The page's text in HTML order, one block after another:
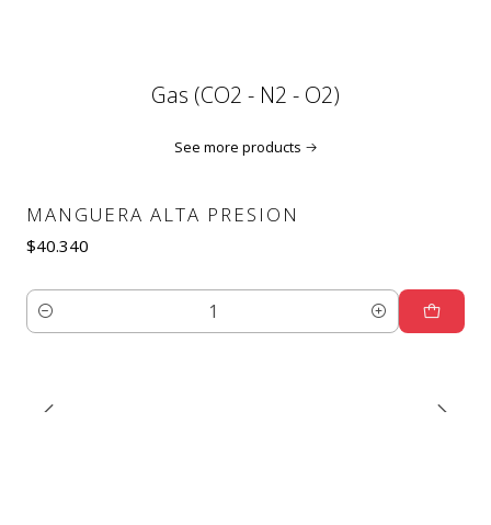
Gas (CO2 - N2 - O2)
See more products
MANGUERA ALTA PRESION
$40.340
Quantity